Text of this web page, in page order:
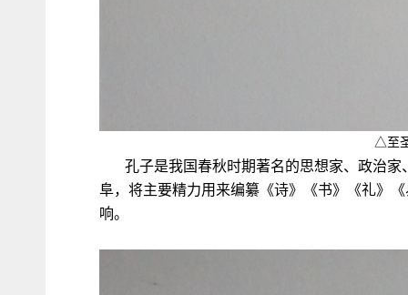
△至
孔子是我国春秋时期著名的思想家、政治
阜，将主要精力用来编纂《诗》《书》《礼》
响。